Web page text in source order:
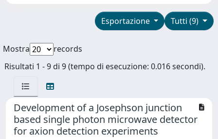
Tutti (9)
Esportazione
Mostra
records
Risultati 1 - 9 di 9 (tempo di esecuzione: 0.016 secondi).
Development of a Josephson junction
based single photon microwave detector
for axion detection experiments